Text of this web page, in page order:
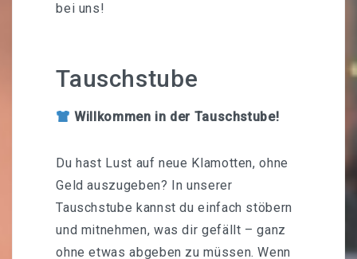
bei uns!
Tauschstube
Willkommen in der Tauschstube!
Du hast Lust auf neue Klamotten, ohne
Geld auszugeben? In unserer
Tauschstube kannst du einfach stöbern
und mitnehmen, was dir gefällt – ganz
ohne etwas abgeben zu müssen. Wenn